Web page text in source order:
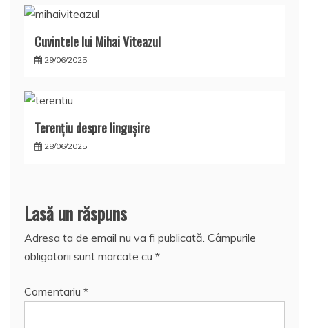
Cuvintele lui Mihai Viteazul
29/06/2025
Terențiu despre lingușire
28/06/2025
Lasă un răspuns
Adresa ta de email nu va fi publicată. Câmpurile
obligatorii sunt marcate cu *
Comentariu *